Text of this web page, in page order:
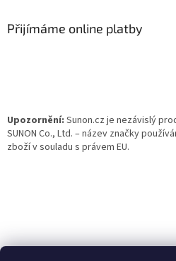
Přijímáme online platby
Upozornění: Sunon.cz je nezávislý
SUNON Co., Ltd. – název značky
zboží v souladu s právem EU.